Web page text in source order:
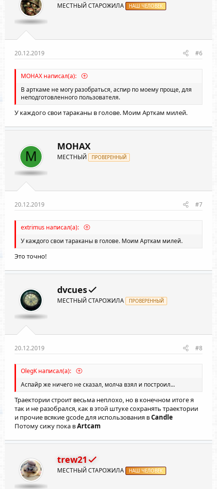
:
МЕСТНЫЙ СТАРОЖИЛА НАШ ЧЕЛОВЕК
20.12.2019 #6
MOHAX написал(а):
В арткаме не могу разобраться, аспир по моему проще, для
неподготовленного пользователя.
У каждого свои тараканы в голове. Моим Арткам милей.
M
MOHAX
МЕСТНЫЙ ПРОВЕРЕННЫЙ
20.12.2019 #7
extrimus написал(а):
У каждого свои тараканы в голове. Моим Арткам милей.
Это точно!
dvcues
МЕСТНЫЙ СТАРОЖИЛА ПРОВЕРЕННЫЙ
20.12.2019 #8
OlegK написал(а):
Аспайр же ничего не сказал, молча взял и построил...
Траектории строит весьма неплохо, но в конечном итоге я
так и не разобрался, как в этой штуке сохранять траектории
и прочие всякие gcode для использования вCandle
Потому сижу пока вArtcam
trew21
МЕСТНЫЙ СТАРОЖИЛА НАШ ЧЕЛОВЕК